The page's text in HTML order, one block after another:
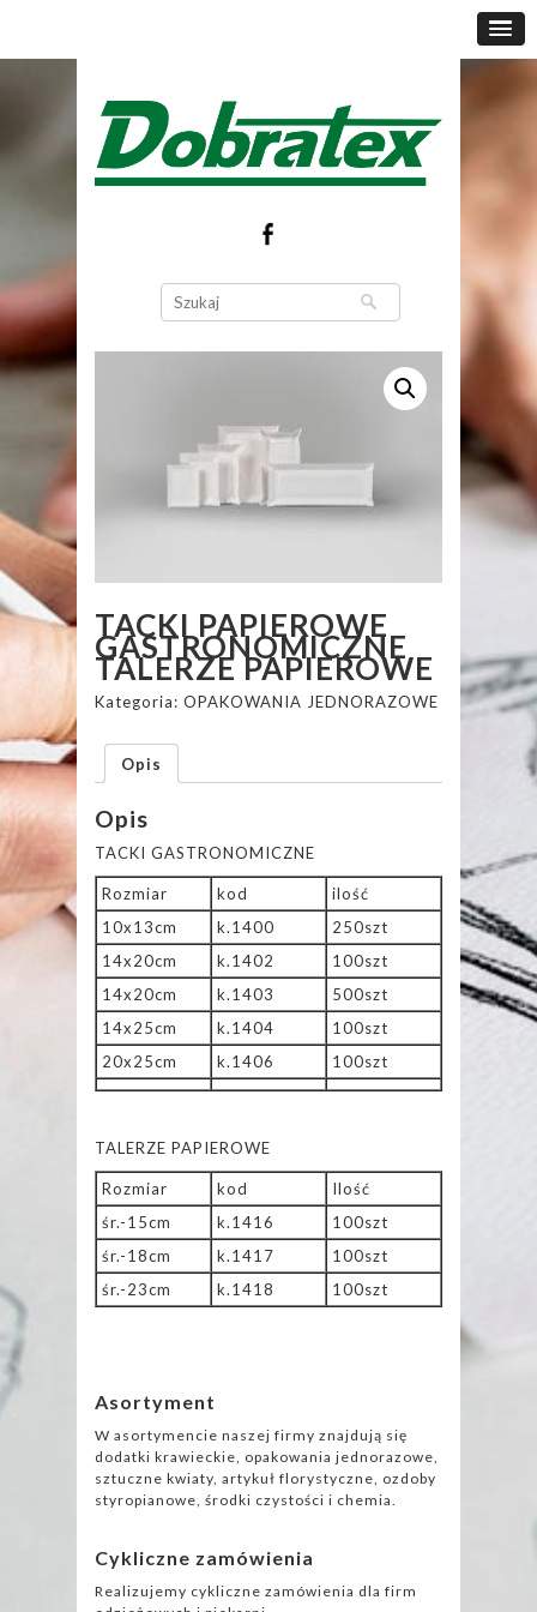
TACKI PAPIEROWE
GASTRONOMICZNE
TALERZE PAPIEROWE
Kategoria: OPAKOWANIA JEDNORAZOWE
Opis
Opis
TACKI GASTRONOMICZNE
Rozmiar kod
ilość
10x13cm
k.1400
250szt
14x20cm
k.1402
100szt
14x20cm
k.1403
500szt
14x25cm
k.1404
100szt
20x25cm
k.1406 100szt
TALERZE PAPIEROWE
Rozmiar kod
Ilość
śr.-15cm
k.1416
100szt
śr.-18cm
k.1417
100szt
śr.-23cm
k.1418 100szt
Asortyment
W asortymencie naszej firmy znajdują się
dodatki krawieckie, opakowania jednorazowe,
sztuczne kwiaty, artykuł florystyczne, ozdoby
styropianowe, środki czystości i chemia.
Cykliczne zamówienia
Realizujemy cykliczne zamówienia dla firm